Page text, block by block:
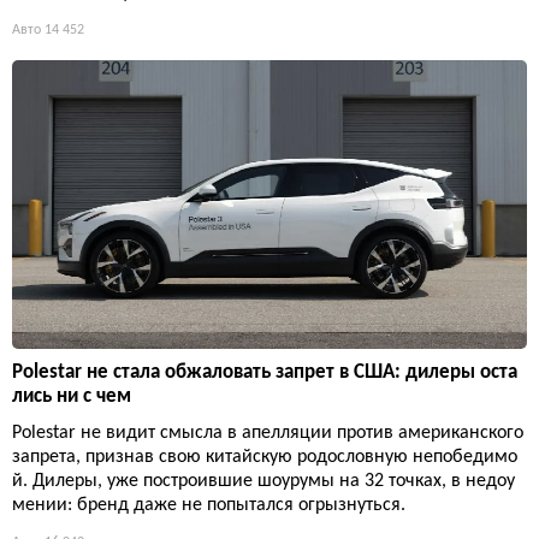
Авто 14 452
Polestar не стала обжаловать запрет в США: дилеры оста
лись ни с чем
Polestar не видит смысла в апелляции против американского
запрета, признав свою китайскую родословную непобедимо
й. Дилеры, уже построившие шоурумы на 32 точках, в недоу
мении: бренд даже не попытался огрызнуться.